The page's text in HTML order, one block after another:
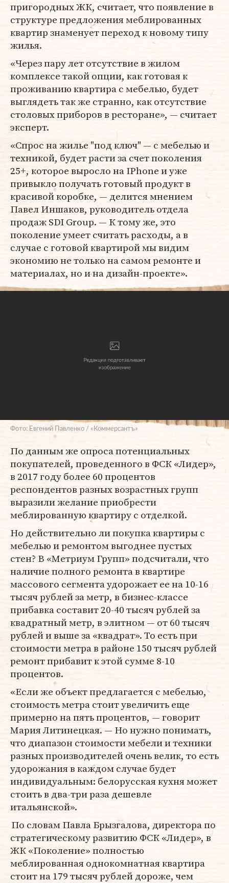
пригородных ЖК, считает, что появление в
структуре предложения меблированных
квартир знаменует переход к новому типу
жилья.
«Через пару лет отсутствие в жилом
комплексе такой опции, как готовая к
проживанию квартира с мебелью, будет
выглядеть так же странно, как отсутствие
столовых приборов в ресторане», — считает
эксперт.
«Спрос на жилье "под ключ" — с мебелью и
техникой, будет расти за счет поколения
25+, которое выросло на IPhone и уже
привыкло получать готовый продукт в
красивой коробке, — делится мнением
Павел Иншаков, руководитель отдела
продаж SDI Group. — К тому же, это
поколение умеет считать расходы, а в
случае с готовой квартирой мы видим
экономию не только на самом ремонте и
материалах, но и на дизайн-проекте».
Фото: Евгений Павленко / «Коммерсантъ»
По данным же опроса потенциальных
покупателей, проведенного в ФСК «Лидер»,
в 2017 году более 60 процентов
респондентов разных возрастных групп
выразили желание приобрести
меблированную квартиру с отделкой.
Но действительно ли покупка квартиры с
мебелью и ремонтом выгоднее пустых
стен? В «Метриум Групп» подсчитали, что
наличие полного ремонта в квартире
массового сегмента удорожает ее на 10-16
тысяч рублей за метр, в бизнес-классе
прибавка составит 20-40 тысяч рублей за
квадратный метр, в элитном — от 60 тысяч
рублей и выше за «квадрат». То есть при
стоимости метра в районе 150 тысяч рублей
ремонт прибавит к этой сумме 8-10
процентов.
«Если же объект предлагается с мебелью,
стоимость метра стоит увеличить еще
примерно на пять процентов, — говорит
Мария Литинецкая. — Но нужно понимать,
что диапазон стоимости мебели и техники
разных производителей очень велик, то есть
удорожания в каждом случае будет
индивидуальным: белорусская кухня может
стоить в два-три раза дешевле
итальянской».
По словам Павла Брызгалова, директора по
стратегическому развитию ФСК «Лидер», в
ЖК «Поколение» полностью
меблированная однокомнатная квартира
стоит на 179 тысяч рублей дороже, чем